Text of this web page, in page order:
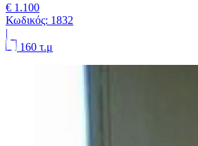
€ 1.100
Κωδικός: 1832
|
160 τ.μ